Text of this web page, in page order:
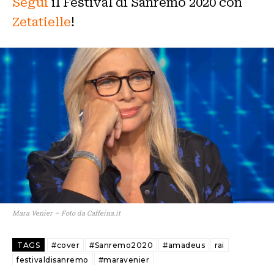
Zetatielle!
Mara Venier – Foto da Caffeina.it
TAGS #cover #Sanremo2020 #amadeus
rai
festivaldisanremo
#maravenier